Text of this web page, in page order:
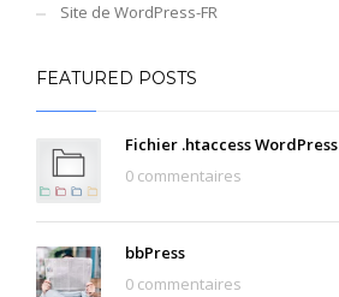
Site de WordPress-FR
FEATURED POSTS
Fichier .htaccess WordPress
0 commentaires
bbPress
0 commentaires